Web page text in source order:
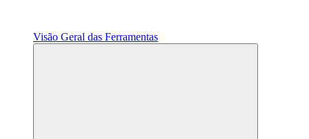
Visão Geral das Ferramentas